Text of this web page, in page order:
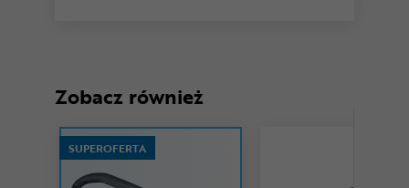
Zobacz również
SUPEROFERTA